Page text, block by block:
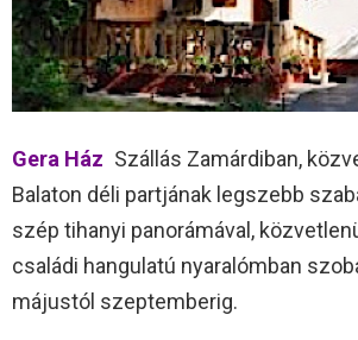
Gera Ház Szállás Zamárdiban,
Balaton déli partjának legszebb
szép tihanyi panorámával,
családi hangulatú nyaralómban
májustól szeptemberig.